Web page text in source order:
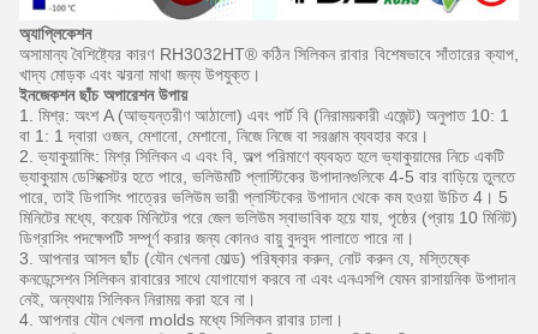
অ্যাপ্লিকেশন
অসামান্য বৈশিষ্ট্যের কারণ RH3032HT® কঠিন সিলিকন রাবার বিশেষভাবে সাঁতারের ক্যাপ,
খাদ্য মোড়ক এবং ঝরনা মাথা জন্য উপযুক্ত।
ইনজেকশন ছাঁচ অপারেশন উপায়
1. মিশ্র: অংশ A (আভ্যন্তরীণ আঠালো) এবং পার্ট বি (নিরাময়কারী এজেন্ট) অনুপাত 10: 1
বা 1: 1 দ্বারা ওজন, মেশানো, মেশানো, নিজে নিজে বা সরঞ্জাম ব্যবহার করে।
2. ভ্যাকুয়ামিং: মিশ্র সিলিকন এ এবং বি, অল্প পরিমাণে ব্যবহৃত হলে ভ্যাকুয়ামের নিচে একটি
ভ্যাকুয়াম ডেসিক্সেটর হতে পারে, ভলিউমটি প্লাস্টিকের উপাদানগুলিকে 4-5 বার বাড়িয়ে তুলতে
পারে, তাই ডিগাসিং পাত্রের ভলিউম ভারী প্লাস্টিকের উপাদান থেকে কম হওয়া উচিত 4। 5
মিনিটের মধ্যে, কয়েক মিনিটের পরে জেল ভলিউম স্বাভাবিক হয়ে যায়, পৃষ্ঠের (প্রায় 10 মিনিট)
ডিগ্রাসিং পদক্ষেপটি সম্পূর্ণ করার জন্য কোনও বায়ু বুদবুদ পালাতে পারে না।
3. আপনার আসল ছাঁচ (যৌন খেলনা মোল্ড) পরিষ্কার করুন, নোট করুন যে, মস্তিষ্কে
কনডেন্সেশন সিলিকন রাবারের সাথে যোগাযোগ করবে না এবং এনএসপি যেমন রাসায়নিক উপাদান
নেই, অন্যথায় সিলিকন নিরাময় করা হবে না।
4. আপনার যৌন খেলনা molds মধ্যে সিলিকন রাবার ঢালা।